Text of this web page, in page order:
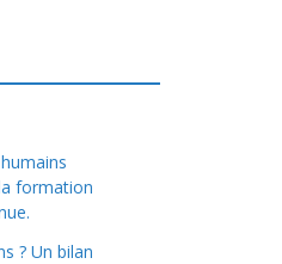
formation
? Un bilan